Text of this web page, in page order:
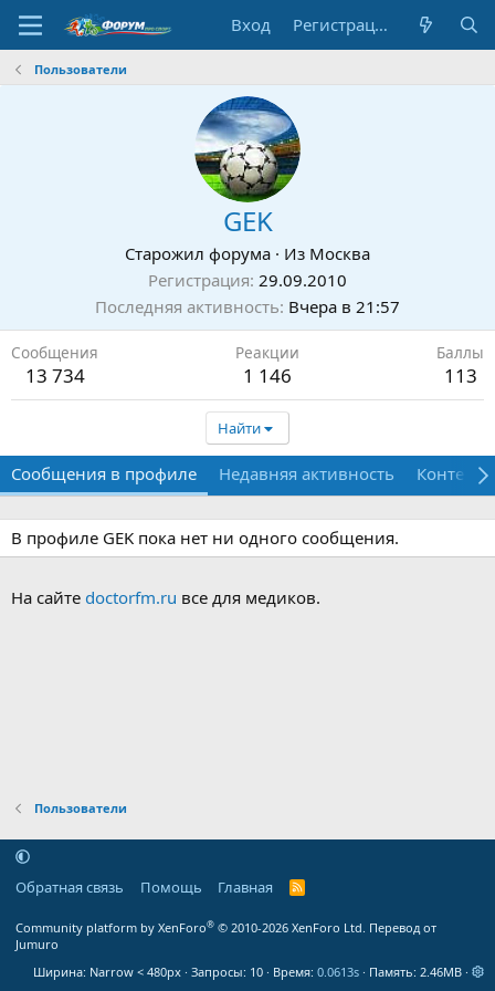
Вход Регистрация
Пользователи
GEK
Старожил форума · Из Москва
Регистрация 29.09.2010
Последняя активность Вчера в 21:57
Сообщения
13 734
Реакции
1 146
Баллы
113
Найти
Сообщения в профиле Недавняя активность Контент
В профиле GEK пока нет ни одного сообщения.
На сайте doctorfm.ru все для медиков.
Пользователи
Обратная связь Помощь Главная
R
Community platform by XenForo® © 2010-2026 XenForo Ltd. Перевод от
Jumuro
Ширина
Запросы 10 Время 0.0613s Память 2.46MB